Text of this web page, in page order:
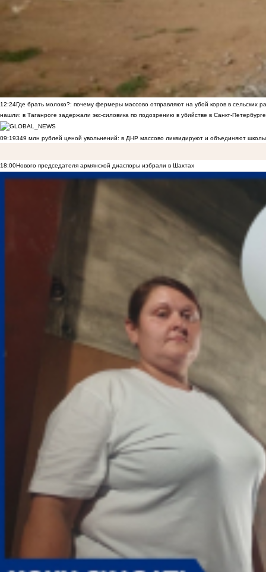
12:24Где брать молоко?: почему фермеры массово отправляют на убой коров в сельских
нашли: в Таганроге задержали экс-силовика по подозрению в убийстве в Санкт-Петербурге
09:19349 млн рублей ценой увольнений: в ДНР массово ликвидируют и объединяют
18:00Нового председателя армянской диаспоры избрали в Шахтах